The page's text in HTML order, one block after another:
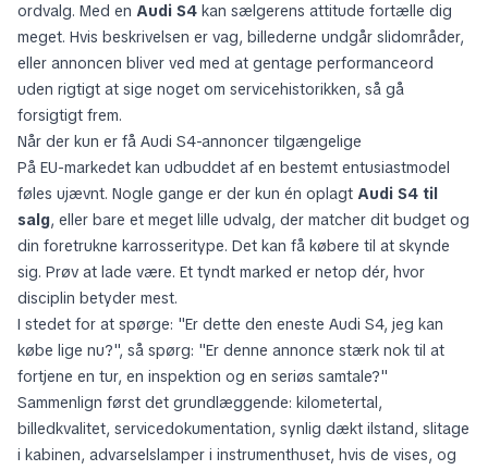
ordvalg. Med en Audi S4 kan sælgerens attitude fortælle dig
meget. Hvis beskrivelsen er vag, billederne undgår slidområder,
eller annoncen bliver ved med at gentage performanceord
uden rigtigt at sige noget om servicehistorikken, så gå
forsigtigt frem.
Når der kun er få Audi S4-annoncer tilgængelige
På EU-markedet kan udbuddet af en bestemt entusiastmodel
føles ujævnt. Nogle gange er der kun én oplagt Audi S4 til
salg, eller bare et meget lille udvalg, der matcher dit budget og
din foretrukne karrosseritype. Det kan få købere til at skynde
sig. Prøv at lade være. Et tyndt marked er netop dér, hvor
disciplin betyder mest.
I stedet for at spørge: "Er dette den eneste Audi S4, jeg kan
købe lige nu?", så spørg: "Er denne annonce stærk nok til at
fortjene en tur, en inspektion og en seriøs samtale?"
Sammenlign først det grundlæggende: kilometertal,
billedkvalitet, servicedokumentation, synlig dækt ilstand, slitage
i kabinen, advarselslamper i instrumenthuset, hvis de vises, og